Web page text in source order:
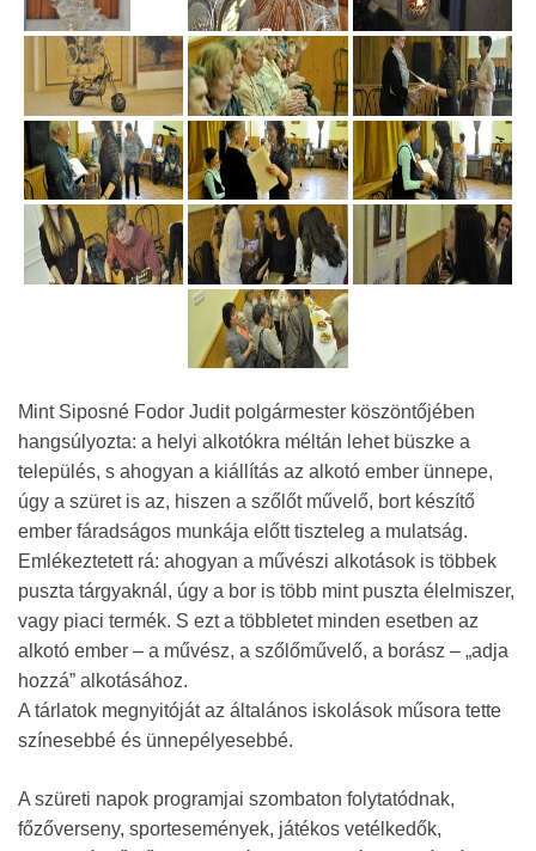
Mint Siposné Fodor Judit polgármester köszöntőjében
hangsúlyozta: a helyi alkotókra méltán lehet büszke a
település, s ahogyan a kiállítás az alkotó ember ünnepe,
úgy a szüret is az, hiszen a szőlőt művelő, bort készítő
ember fáradságos munkája előtt tiszteleg a mulatság.
Emlékeztetett rá: ahogyan a művészi alkotások is többek
puszta tárgyaknál, úgy a bor is több mint puszta élelmiszer,
vagy piaci termék. S ezt a többletet minden esetben az
alkotó ember – a művész, a szőlőművelő, a borász – „adja
hozzá” alkotásához.
A tárlatok megnyitóját az általános iskolások műsora tette
színesebbé és ünnepélyesebbé.
A szüreti napok programjai szombaton folytatódnak,
főzőverseny, sportesemények, játékos vetélkedők,